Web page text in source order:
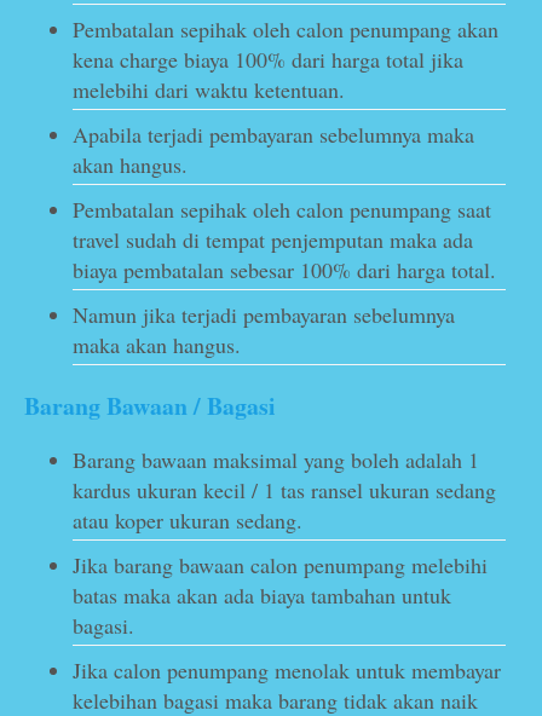
Pembatalan sepihak oleh calon penumpang akan
kena charge biaya 100% dari harga total jika
melebihi dari waktu ketentuan.
Apabila terjadi pembayaran sebelumnya maka
akan hangus.
Pembatalan sepihak oleh calon penumpang saat
travel sudah di tempat penjemputan maka ada
biaya pembatalan sebesar 100% dari harga total.
Namun jika terjadi pembayaran sebelumnya
maka akan hangus.
Barang Bawaan / Bagasi
Barang bawaan maksimal yang boleh adalah 1
kardus ukuran kecil / 1 tas ransel ukuran sedang
atau koper ukuran sedang.
Jika barang bawaan calon penumpang melebihi
batas maka akan ada biaya tambahan untuk
bagasi.
Jika calon penumpang menolak untuk membayar
kelebihan bagasi maka barang tidak akan naik